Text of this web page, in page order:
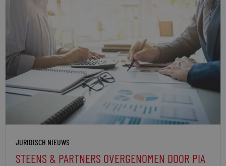
JURIDISCH NIEUWS
STEENS & PARTNERS OVERGENOMEN DOOR PIA